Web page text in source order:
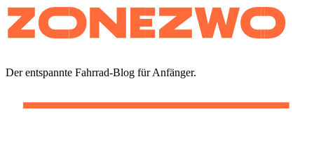
Zum
Inhalt
springen
Der entspannte Fahrrad-Blog für Anfänger.